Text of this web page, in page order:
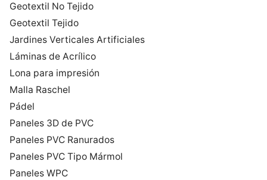
Geotextil No Tejido
Geotextil Tejido
Jardines Verticales Artificiales
Láminas de Acrílico
Lona para impresión
Malla Raschel
Pádel
Paneles 3D de PVC
Paneles PVC Ranurados
Paneles PVC Tipo Mármol
Paneles WPC